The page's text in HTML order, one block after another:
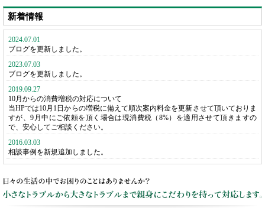
新着情報
2024.07.01
ブログを更新しました。
2023.07.03
ブログを更新しました。
2019.09.27
10月からの消費増税の対応について
当HPでは10月1日からの増税に備えて順次案内料金を更新させて頂いておりま
すが、9月中にご依頼を頂く場合は現消費税（8%）を適用させて頂きますの
で、安心してご相談ください。
2016.03.03
相談事例を新規追加しました。